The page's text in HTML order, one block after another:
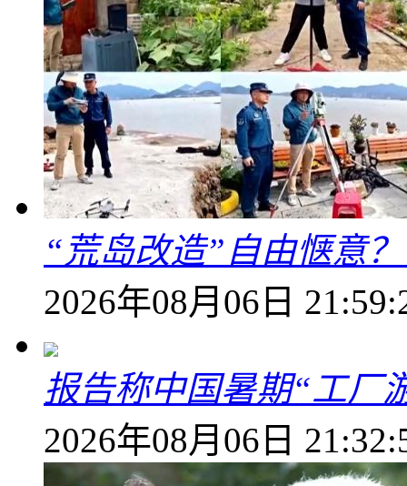
“荒岛改造”自由惬意
2026年08月06日
报告称中国暑期“工厂
2026年08月06日